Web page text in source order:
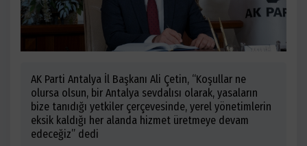
AK Parti Antalya İl Başkanı Ali Çetin, “Koşullar ne
olursa olsun, bir Antalya sevdalısı olarak, yasaların
bize tanıdığı yetkiler çerçevesinde, yerel yönetimlerin
eksik kaldığı her alanda hizmet üretmeye devam
edeceğiz” dedi